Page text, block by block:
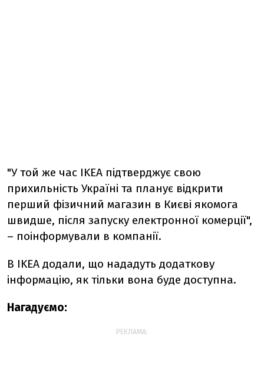
"У той же час IKEA підтверджує свою
прихильність Україні та планує відкрити
перший фізичний магазин в Києві якомога
швидше, після запуску електронної комерції",
– поінформували в компанії.
В IKEA додали, що нададуть додаткову
інформацію, як тільки вона буде доступна.
Нагадуємо:
РЕКЛАМА: